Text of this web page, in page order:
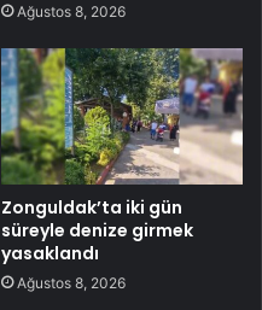
Ağustos 8, 2026
Zonguldak’ta iki gün
süreyle denize girmek
yasaklandı
Ağustos 8, 2026